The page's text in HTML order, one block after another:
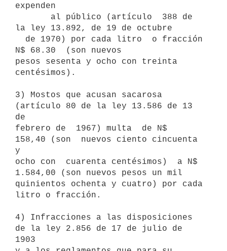
expenden
la ley 13.892, de 19 de octubre
N$ 68.30  (son nuevos
pesos sesenta y ocho con treinta
centésimos).
3) Mostos que acusan sacarosa
(artículo 80 de la ley 13.586 de 13
de
febrero de  1967) multa  de N$
158,40 (son  nuevos ciento cincuenta
y
ocho con  cuarenta centésimos)  a N$
1.584,00 (son nuevos pesos un mil
quinientos ochenta y cuatro) por cada
litro o fracción.
4) Infracciones a las disposiciones
de la ley 2.856 de 17 de julio de
1903